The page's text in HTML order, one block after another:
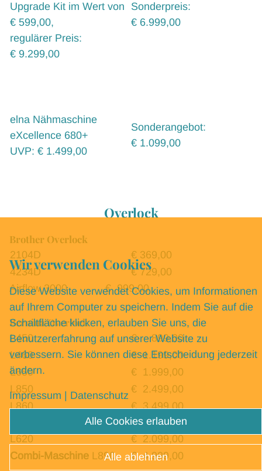
Wir verwenden Cookies
Diese Website verwendet Cookies, um Informationen
auf Ihrem Computer zu speichern. Indem Sie auf die
Schaltfläche klicken, erlauben Sie uns, die
Benutzererfahrung auf unserer Website zu
verbessern. Sie können diese Entscheidung jederzeit
ändern.
Impressum Datenschutz
Alle Cookies erlauben
Alle ablehnen
Upgrade Kit im Wert von
€ 599,00,
regulärer Preis:
€ 9.299,00
Sonderpreis:
€ 6.999,00
elna Nähmaschine
eXcellence 680+
UVP: € 1.499,00
Sonderangebot:
€ 1.099,00
Overlock
Brother Overlock
2104D
€ 369,00
4234D
€ 729,00
Airflow 3000 € 999,00
Bernina Overlock
L450
€ 899,00
L460
€ 1.199,00
L650
€ 1.999,00
L850
€ 2.499,00
L860
€ 3.499,00
L620
€ 2.099,00
Combi-Maschine L890 € 4.999,00